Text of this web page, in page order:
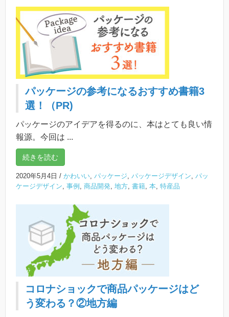
パッケージの参考になるおすすめ書籍3
選！（PR)
パッケージのアイデアを得るのに、本はとても良い情
報源。今回は ...
続きを読む
2020年5月4日 / かわいい, パッケージ, パッケージデザイン, パッ
ケージデザイン, 事例 , 商品開発, 地方, 書籍, 本, 特産品
コロナショックで商品パッケージはど
う変わる？②地方編